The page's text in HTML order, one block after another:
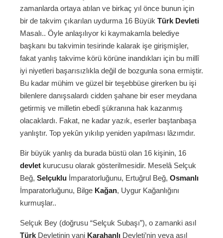
zamanlarda ortaya atılan ve birkaç yıl önce bunun için
bir de takvim çıkarılan uydurma 16 Büyük Türk Devleti
Masalı.. Öyle anlaşılıyor ki kaymakamla belediye
başkanı bu takvimin tesirinde kalarak işe girişmişler,
fakat yanlış takvime körü körüne inandıkları için bu millî
iyi niyetleri başarısızlıkla değil de bozgunla sona ermiştir.
Bu kadar mühim ve güzel bir teşebbüse girerken bu işi
bilenlere danışsalardı cidden şahane bir eser meydana
getirmiş ve milletin ebedî şükranına hak kazanmış
olacaklardı. Fakat, ne kadar yazık, eserler baştanbaşa
yanlıştır. Top yekûn yıkılıp yeniden yapılması lâzımdır.
Bir büyük yanlış da burada büstü olan 16 kişinin, 16
devlet kurucusu olarak gösterilmesidir. Meselâ Selçuk
Beğ, Selçuklu İmparatorluğunu, Ertuğrul Beğ, Osmanlı
İmparatorluğunu, Bilge Kağan, Uygur Kağanlığını
kurmuşlar..
Selçuk Bey (doğrusu “Selçuk Subaşı”), o zamanki asıl
Türk Devletinin yani Karahanlı Devleti’nin veya asıl